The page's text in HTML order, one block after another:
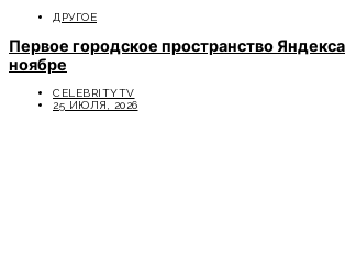
ДРУГОЕ
Первое городское пространство
ноябре
CELEBRITYTV
25 ИЮЛЯ, 2026